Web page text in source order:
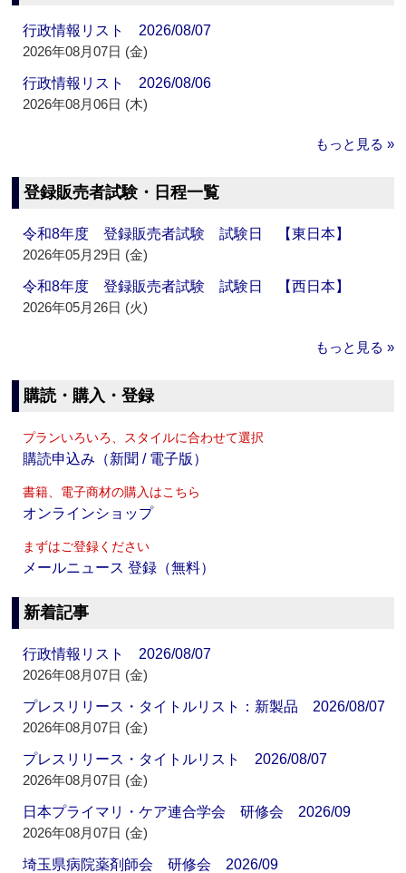
行政情報リスト 2026/08/07
2026年08月07日 (金)
行政情報リスト 2026/08/06
2026年08月06日 (木)
もっと見る »
登録販売者試験・日程一覧
令和8年度 登録販売者試験 試験日 【東日本】
2026年05月29日 (金)
令和8年度 登録販売者試験 試験日 【西日本】
2026年05月26日 (火)
もっと見る »
購読・購入・登録
プランいろいろ、スタイルに合わせて選択
購読申込み（新聞 / 電子版）
書籍、電子商材の購入はこちら
オンラインショップ
まずはご登録ください
メールニュース 登録（無料）
新着記事
行政情報リスト 2026/08/07
2026年08月07日 (金)
プレスリリース・タイトルリスト：新製品 2026/08/07
2026年08月07日 (金)
プレスリリース・タイトルリスト 2026/08/07
2026年08月07日 (金)
日本プライマリ・ケア連合学会 研修会 2026/09
2026年08月07日 (金)
埼玉県病院薬剤師会 研修会 2026/09